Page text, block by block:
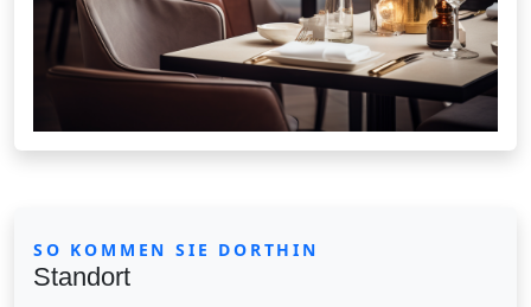
SO KOMMEN SIE DORTHIN
Standort